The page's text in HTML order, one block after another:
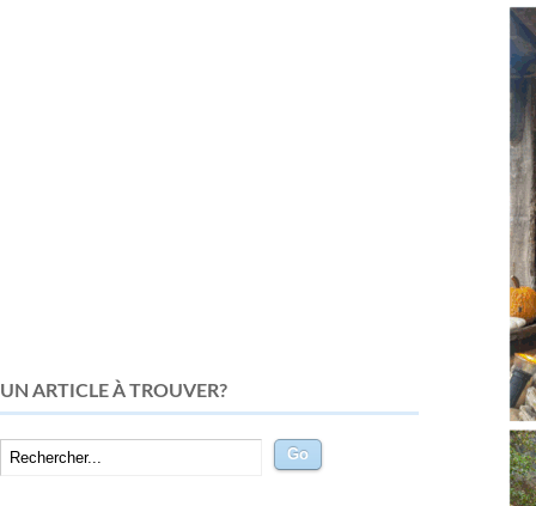
UN ARTICLE À TROUVER?